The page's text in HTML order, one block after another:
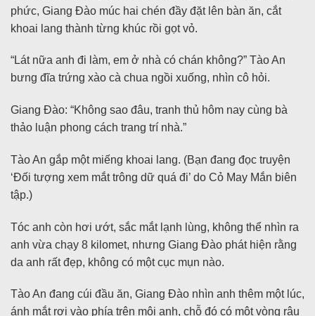
phức, Giang Đào múc hai chén đầy đặt lên bàn ăn, cắt
khoai lang thành từng khúc rồi gọt vỏ.
“Lát nữa anh đi làm, em ở nhà có chán không?” Tào An
bưng đĩa trứng xào cà chua ngồi xuống, nhìn cô hỏi.
Giang Đào: “Không sao đâu, tranh thủ hôm nay cùng bà
thảo luận phong cách trang trí nhà.”
Tào An gắp một miếng khoai lang. (Bạn đang đọc truyện
‘Đối tượng xem mắt trông dữ quá đi’ do Cỏ May Mắn biên
tập.)
Tóc anh còn hơi ướt, sắc mắt lạnh lùng, không thể nhìn ra
anh vừa chạy 8 kilomet, nhưng Giang Đào phát hiện rằng
da anh rất đẹp, không có một cục mụn nào.
Tào An đang cúi đầu ăn, Giang Đào nhìn anh thêm một lúc,
ánh mắt rơi vào phía trên môi anh, chỗ đó có một vòng râu